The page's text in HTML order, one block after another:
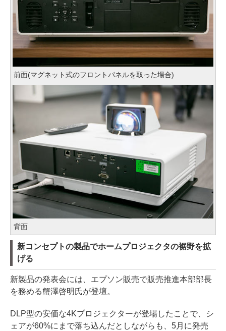
前面(マグネット式のフロントパネルを取った場合)
背面
新コンセプトの製品でホームプロジェクタの裾野を拡
げる
新製品の発表会には、エプソン販売で販売推進本部部長
を務める蟹澤啓明氏が登壇。
DLP型の安価な4Kプロジェクターが登場したことで、シ
ェアが60%にまで落ち込んだとしながらも、5月に発売